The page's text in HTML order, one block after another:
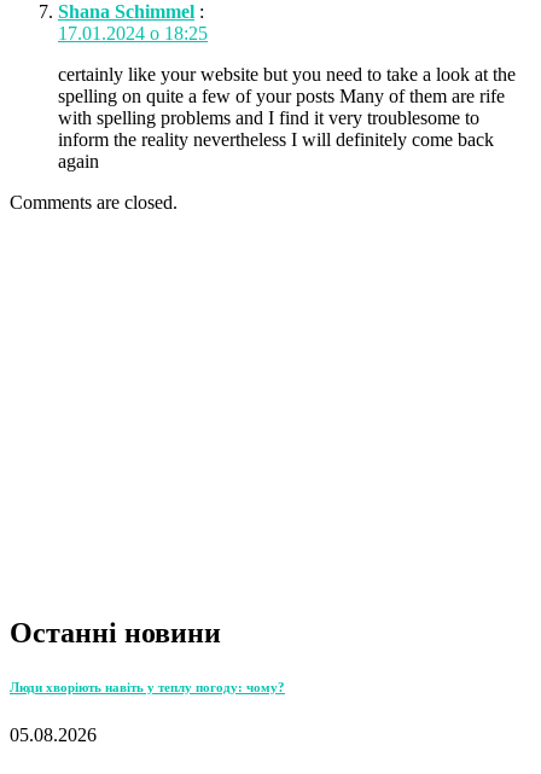
Shana Schimmel :
17.01.2024 о 18:25
certainly like your website but you need to take a look at the
spelling on quite a few of your posts Many of them are rife
with spelling problems and I find it very troublesome to
inform the reality nevertheless I will definitely come back
again
Comments are closed.
Останні новини
Люди хворіють навіть у теплу погоду: чому?
05.08.2026